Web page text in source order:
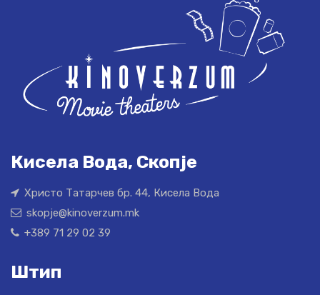
Кисела Вода, Скопје
Христо Татарчев бр. 44, Кисела Вода
skopje@kinoverzum.mk
+389 71 29 02 39
Штип